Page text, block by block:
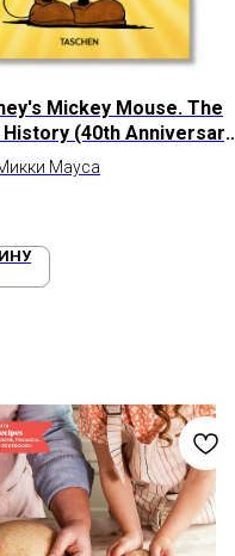
Mickey Mouse. The
(40th Anniversary
Мауса